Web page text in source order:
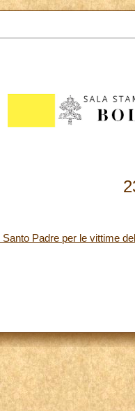
Santo Padre per le vittime